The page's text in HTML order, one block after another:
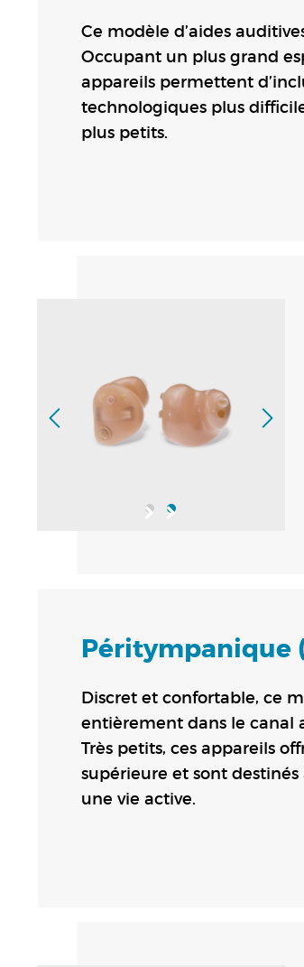
Ce modèle d’aides
Occupant un plus grand
appareils permettent
technologiques plus
plus petits.
Péritympanique
Discret et confortable, ce
entièrement dans le canal
Très petits, ces appareils
supérieure et sont
une vie active.